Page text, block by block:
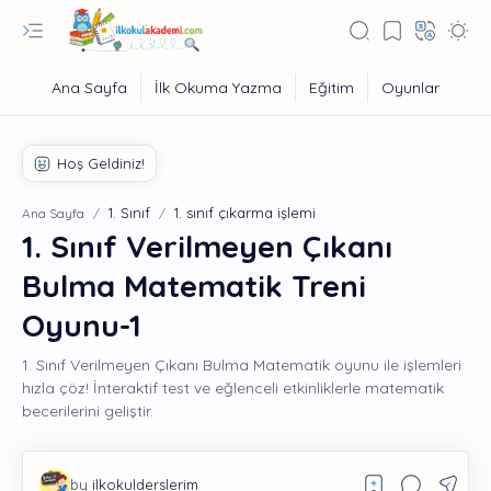
Eğitim
Ana Sayfa 1. Sınıf 1. sınıf çıkarma işlemi
1. Sınıf Verilmeyen Çıkanı
Bulma Matematik Treni
Oyunu-1
1. Sınıf Verilmeyen Çıkanı Bulma Matematik oyunu ile işlemleri
hızla çöz! İnteraktif test ve eğlenceli etkinliklerle matematik
becerilerini geliştir.